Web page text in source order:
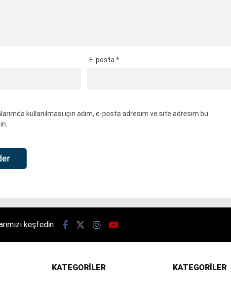
E-posta*
kullanılması için adım, e-posta adresim ve site adresim bu
keşfedin
KATEGORİLER KATEGORİLER